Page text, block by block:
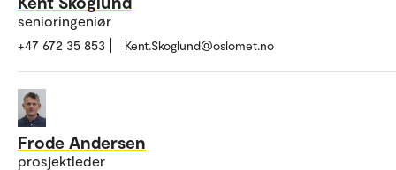
senioringeniør
+47 672 35 853 Kent.Skoglund@oslomet.no
Frode Andersen
prosjektleder